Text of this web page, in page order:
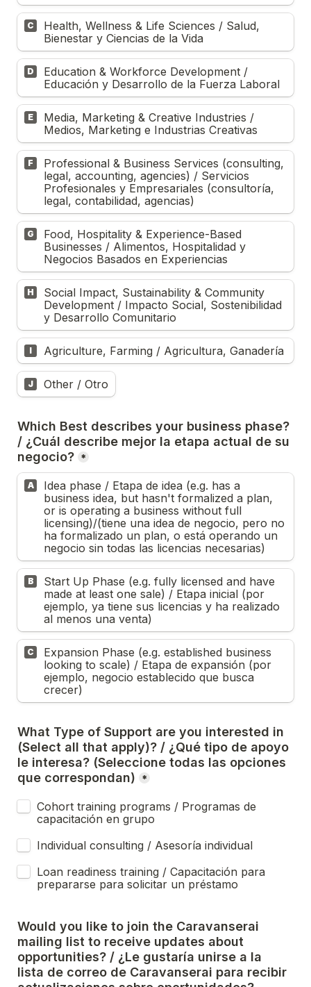
C
Health, Wellness & Life Sciences / Salud,
Bienestar y Ciencias de la Vida
D
Education & Workforce Development /
Educación y Desarrollo de la Fuerza Laboral
E
Media, Marketing & Creative Industries /
Medios, Marketing e Industrias Creativas
F
Professional & Business Services (consulting,
legal, accounting, agencies) / Servicios
Profesionales y Empresariales (consultoría,
legal, contabilidad, agencias)
G
Food, Hospitality & Experience-Based
Businesses / Alimentos, Hospitalidad y
Negocios Basados en Experiencias
H
Social Impact, Sustainability & Community
Development / Impacto Social, Sostenibilidad
y Desarrollo Comunitario
I
J Other / Otro
Which Best describes your business phase?
/ ¿Cuál describe mejor la etapa actual de su
negocio? *
A
Idea phase / Etapa de idea (e.g. has a
business idea, but hasn't formalized a plan,
or is operating a business without full
licensing)/(tiene una idea de negocio, pero no
ha formalizado un plan, o está operando un
negocio sin todas las licencias necesarias)
B
Start Up Phase (e.g. fully licensed and have
made at least one sale) / Etapa inicial (por
ejemplo, ya tiene sus licencias y ha realizado
al menos una venta)
C
Expansion Phase (e.g. established business
looking to scale) / Etapa de expansión (por
ejemplo, negocio establecido que busca
crecer)
What Type of Support are you interested in
(Select all that apply)? / ¿Qué tipo de apoyo
le interesa? (Seleccione todas las opciones
que correspondan)
*
Cohort training programs / Programas de
capacitación en grupo
Individual consulting / Asesoría individual
Loan readiness training / Capacitación para
Would you like to join the Caravanserai
mailing list to receive updates about
opportunities? / ¿Le gustaría unirse a la
lista de correo de Caravanserai para recibir